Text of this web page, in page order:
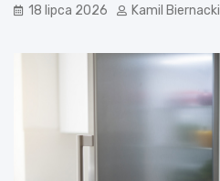
18 lipca 2026 Kamil Biernacki